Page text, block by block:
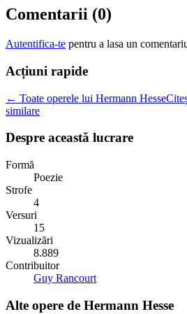
Comentarii (0)
Autentifica-te pentru a lasa un
Acțiuni rapide
← Toate operele lui Hermann Hesse
similare
Despre această lucrare
Formă
Poezie
Strofe
4
Versuri
15
Vizualizări
8.889
Contribuitor
Guy Rancourt
Alte opere de Hermann Hesse